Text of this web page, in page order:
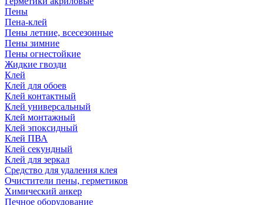
Пены
Пена-клей
Пены летние, всесезонные
Пены зимние
Пены огнестойкие
Жидкие гвозди
Клей
Клей для обоев
Клей контактный
Клей универсальный
Клей монтажный
Клей эпоксидный
Клей ПВА
Клей секундный
Клей для зеркал
Средство для удаления клея
Очистители пены, герметиков
Химический анкер
Печное оборудование